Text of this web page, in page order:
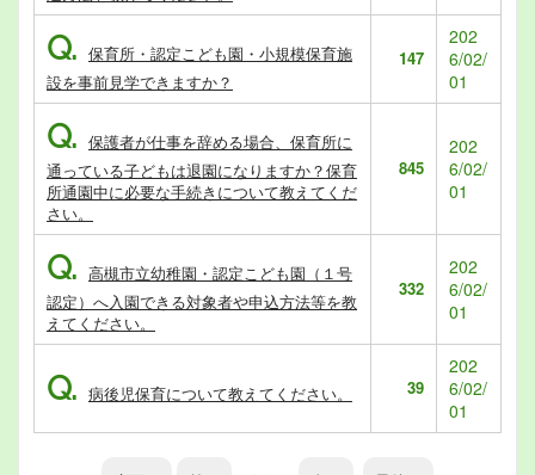
Q. 保育所・認定こども園・小規模保育施
設を事前見学できますか？
147
202
6/02/
01
Q. 保護者が仕事を辞める場合、保育所に
通っている子どもは退園になりますか？保育
所通園中に必要な手続きについて教えてくだ
さい。
845
202
6/02/
01
Q. 高槻市立幼稚園・認定こども園（１号
認定）へ入園できる対象者や申込方法等を教
えてください。
332
202
6/02/
01
Q. 病後児保育について教えてください。 39
202
6/02/
01